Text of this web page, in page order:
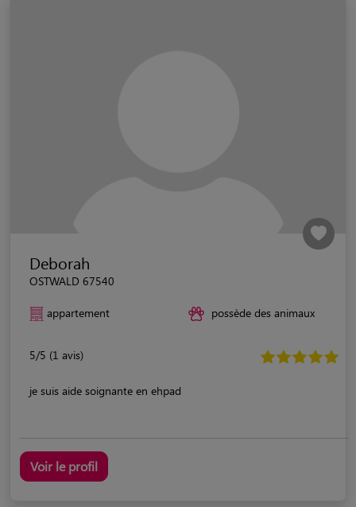
Deborah
OSTWALD 67540
appartement possède des animaux
5/5 (1 avis)
je suis aide soignante en ehpad
Voir le profil